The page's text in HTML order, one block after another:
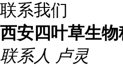
联系我们
西安四叶草生物
联系人 卢灵